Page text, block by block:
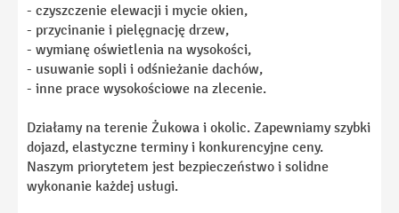
- czyszczenie elewacji i mycie okien,
- przycinanie i pielęgnację drzew,
- wymianę oświetlenia na wysokości,
- usuwanie sopli i odśnieżanie dachów,
- inne prace wysokościowe na zlecenie.
Działamy na terenie Żukowa i okolic. Zapewniamy szybki
dojazd, elastyczne terminy i konkurencyjne ceny.
Naszym priorytetem jest bezpieczeństwo i solidne
wykonanie każdej usługi.